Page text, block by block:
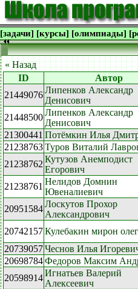
[задачи] [курсы] [олимпиады]
« Назад
ID Автор
21449076Липенков Александр
Денисович
21448500Липенков Александр
Денисович
21300441 Потёмкин Илья
21238763Туров Виталий
21238762 Кутузов Анемподист
Егорович
21238761 Нелидов Домнин
Ювеналиевич
20951584Лоскутов Прохор
Александрович
20742157Кулебакин мирон
20739057Чеснов Илья
20698784Федоров Максим
20598914Игнатьев Валерий
Алексеевич